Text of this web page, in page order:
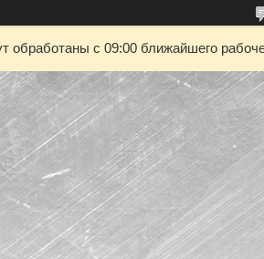
с 09:00 ближайшего